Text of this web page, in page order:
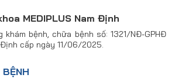
MEDIPLUS Nam Định
khám bệnh, chữa bệnh số: 1321/NĐ-GPHĐ
cấp ngày 11/06/2025.